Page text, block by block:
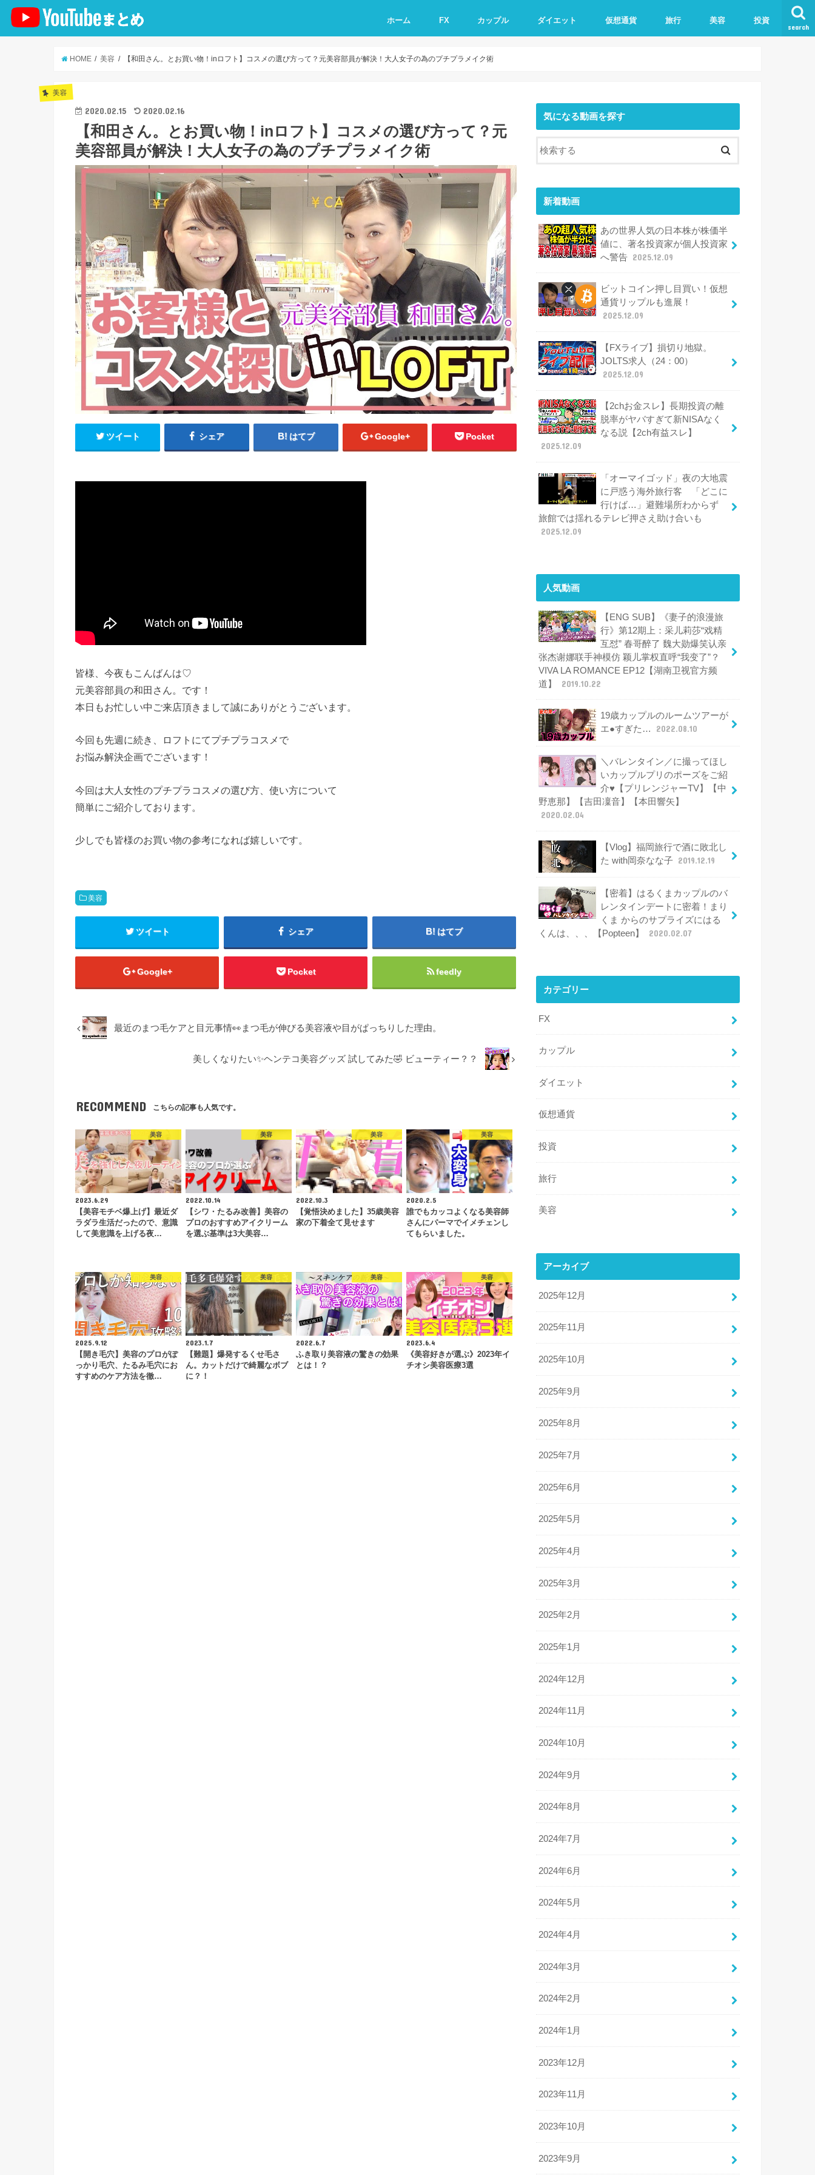
search
ホーム FX カップル ダイエット 仮想通貨 旅行 美容 投資
HOME 美容 【和田さん。とお買い物！inロフト】コスメの選び方って？元美容部員が解決！大人女子の為のプチプラメイク術
美容
2020.02.15 2020.02.16
【和田さん。とお買い物！inロフト】コスメの選び方って？元
美容部員が解決！大人女子の為のプチプラメイク術
ツイート シェア はてブ Google+ Pocket
皆様、今夜もこんばんは♡
元美容部員の和田さん。です！
本日もお忙しい中ご来店頂きまして誠にありがとうございます。
今回も先週に続き、ロフトにてプチプラコスメで
お悩み解決企画でございます！
今回は大人女性のプチプラコスメの選び方、使い方について
簡単にご紹介しております。
少しでも皆様のお買い物の参考になれば嬉しいです。
美容
ツイート シェア はてブ
Google+ Pocket feedly
最近のまつ毛ケアと目元事情👀まつ毛が伸びる美容液や目がぱっちりした理由。
美しくなりたい✨ヘンテコ美容グッズ 試してみた🤣 ビューティー？？
RECOMMEND こちらの記事も人気です。
美容
2023.6.29
【美容モチベ爆上げ】最近ダ
ラダラ生活だったので、意識
して美意識を上げる夜…
美容
2022.10.14
【シワ・たるみ改善】美容の
プロのおすすめアイクリーム
を選ぶ基準は3大美容…
美容
2022.10.3
【覚悟決めました】35歳美容
家の下着全て見せます
美容
2020.2.5
誰でもカッコよくなる美容師
さんにパーマでイメチェンし
てもらいました。
美容
2025.9.12
【開き毛穴】美容のプロがぽ
っかり毛穴、たるみ毛穴にお
すすめのケア方法を徹…
美容
2023.1.7
【難題】爆発するくせ毛さ
ん。カットだけで綺麗なボブ
に？！
美容
2022.6.7
ふき取り美容液の驚きの効果
とは！？
美容
2023.6.4
《美容好きが選ぶ》2023年イ
チオシ美容医療3選
気になる動画を探す
新着動画
あの世界人気の日本株が株価半
値に、著名投資家が個人投資家
へ警告 2025.12.09
ビットコイン押し目買い！仮想
通貨リップルも進展！
2025.12.09
【FXライブ】損切り地獄。
JOLTS求人（24：00）
2025.12.09
【2chお金スレ】長期投資の離
脱率がヤバすぎて新NISAなく
なる説【2ch有益スレ】
2025.12.09
「オーマイゴッド」夜の大地震
に戸惑う海外旅行客 「どこに
行けば…」避難場所わからず
旅館では揺れるテレビ押さえ助け合いも
2025.12.09
人気動画
【ENG SUB】《妻子的浪漫旅
行》第12期上：采儿莉莎“戏精
互怼” 春哥醉了 魏大勋爆笑认亲
张杰谢娜联手神模仿 颖儿掌权直呼“我变了”？
VIVA LA ROMANCE EP12【湖南卫视官方频
道】
2019.10.22
19歳カップルのルームツアーが
エ●すぎた…
2022.08.10
＼バレンタイン／に撮ってほし
いカップルプリのポーズをご紹
介♥【プリレンジャーTV】【中
野恵那】【吉田凜音】【本田響矢】
2020.02.04
【Vlog】福岡旅行で酒に敗北し
た with岡奈なな子 2019.12.19
【密着】はるくまカップルのバ
レンタインデートに密着！まり
くま からのサプライズにはる
くんは、、、【Popteen】
2020.02.07
カテゴリー
FX
カップル
ダイエット
仮想通貨
投資
旅行
美容
アーカイブ
2025年12月
2025年11月
2025年10月
2025年9月
2025年8月
2025年7月
2025年6月
2025年5月
2025年4月
2025年3月
2025年2月
2025年1月
2024年12月
2024年11月
2024年10月
2024年9月
2024年8月
2024年7月
2024年6月
2024年5月
2024年4月
2024年3月
2024年2月
2024年1月
2023年12月
2023年11月
2023年10月
2023年9月